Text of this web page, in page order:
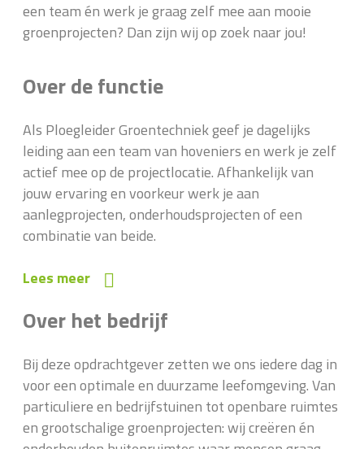
een team én werk je graag zelf mee aan mooie
groenprojecten? Dan zijn wij op zoek naar jou!
Over de functie
Als Ploegleider Groentechniek geef je dagelijks
leiding aan een team van hoveniers en werk je zelf
actief mee op de projectlocatie. Afhankelijk van
jouw ervaring en voorkeur werk je aan
aanlegprojecten, onderhoudsprojecten of een
combinatie van beide.
Lees meer
Over het bedrijf
Bij deze opdrachtgever zetten we ons iedere dag in
voor een optimale en duurzame leefomgeving. Van
particuliere en bedrijfstuinen tot openbare ruimtes
en grootschalige groenprojecten: wij creëren én